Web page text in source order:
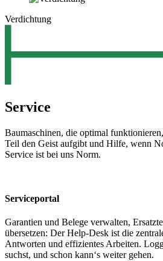
Verdichtung
Service
Baumaschinen, die optimal
Teil den Geist aufgibt und Hilfe, wenn
Service ist bei uns Norm.
Serviceportal
Garantien und Belege verwalten,
übersetzen: Der Help-Desk ist die
Antworten und effizientes Arbeiten.
suchst, und schon kann‘s weiter gehen.